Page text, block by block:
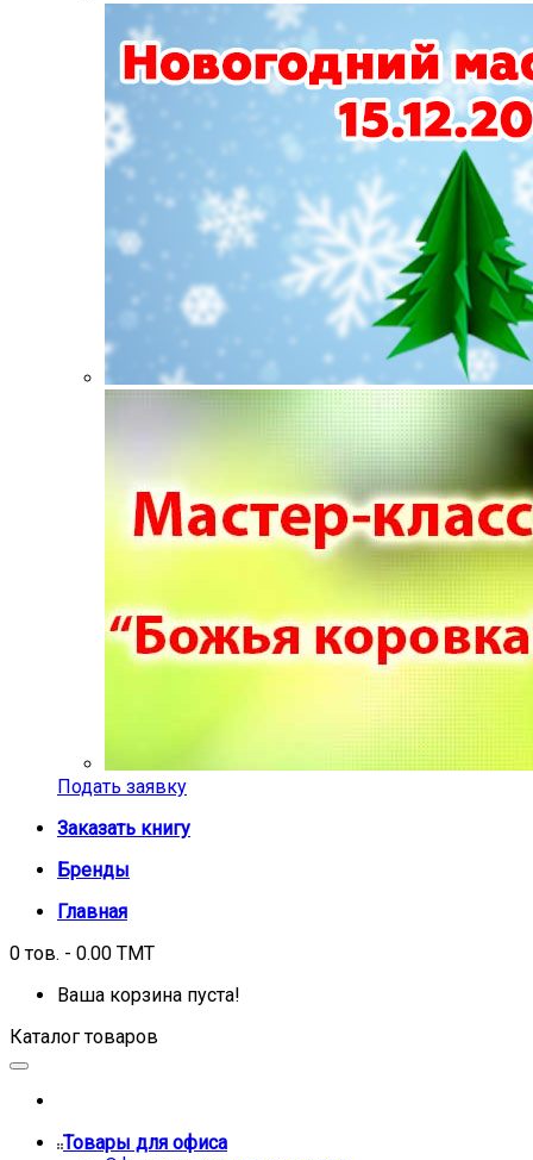
Подать заявку
Заказать книгу
Бренды
Главная
0 тов. - 0.00 TMT
Ваша корзина пуста!
Каталог товаров
Товары для офиса